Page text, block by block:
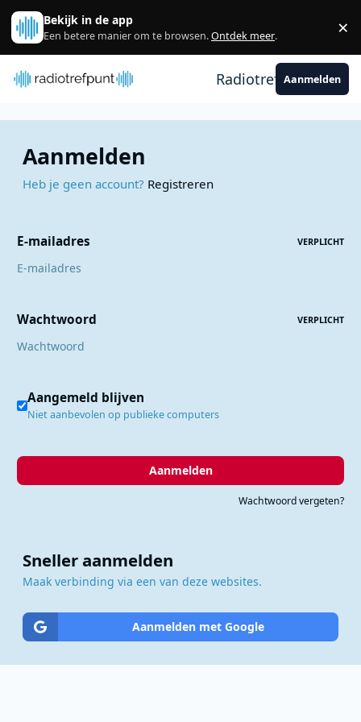
Spring naar bijdragen
Bekijk in de app
Een betere manier om te browsen.Ontdek meer. ×
RadiotrefpuntAanmelden
Aanmelden
Heb je geen account? Registreren
E-mailadres VERPLICHT
Wachtwoord VERPLICHT
Aangemeld blijven
Niet aanbevolen op publieke computers
Aanmelden
Wachtwoord vergeten?
Sneller aanmelden
Maak verbinding via een van deze websites.
Aanmelden met Google